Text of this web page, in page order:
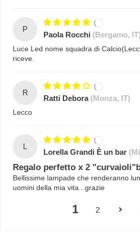
P
Paola Rocchi (Bergamo, IT)
Luce Led nome squadra di
riceve.
R
Ratti Debora (Monza, IT)
Lecco
L
Lorella Grandi È un bar
Regalo perfetto x 2
Bellissime lampade che renderanno
uomini della mia vita...grazie
1 2